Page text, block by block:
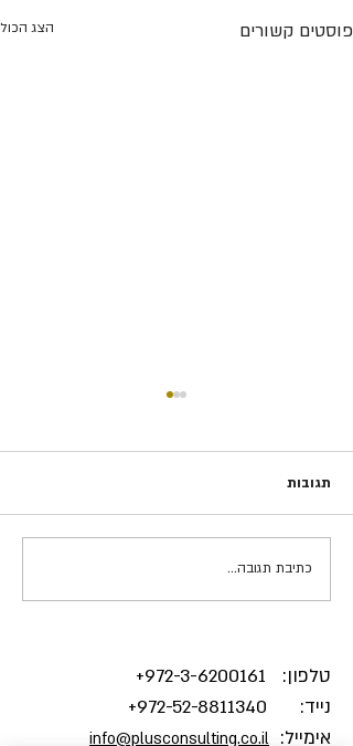
פוסטים קשורים הצג הכול
אושר הוא לא “להרגיש טוב”.
הוא מערכת.
תגובות
כתיבת תגובה...
טלפון: 972-3-6200161+
נייד: 972-52-8811340
+
אימייל: info@plusconsulting.co.il